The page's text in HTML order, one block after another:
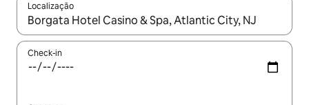
Localização
Quando os resultados estiverem disponíveis, explore-os
Check-in